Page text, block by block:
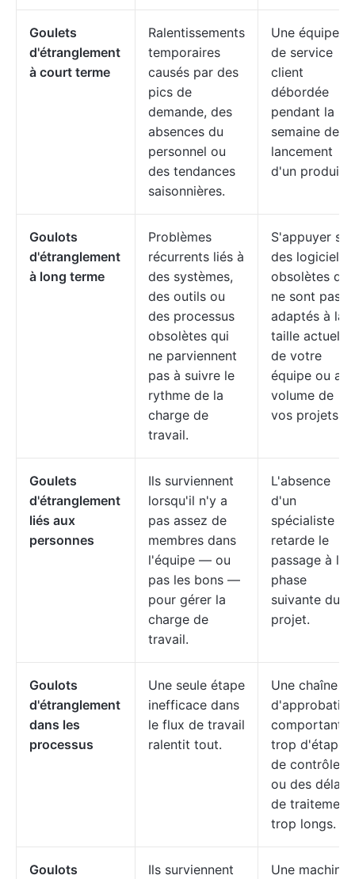
Goulets
d'étranglement
à court terme
Ralentissements
temporaires
causés par des
pics de
demande, des
absences du
personnel ou
des tendances
saisonnières.
Une équipe
de service
client
débordée
pendant la
semaine de
lancement
d'un produit.
Goulots
d'étranglement
à long terme
Problèmes
récurrents liés à
des systèmes,
des outils ou
des processus
obsolètes qui
ne parviennent
pas à suivre le
rythme de la
charge de
travail.
S'appuyer sur
des logiciels
obsolètes qui
ne sont pas
adaptés à la
taille actuelle
de votre
équipe ou au
volume de
vos projets.
Goulets
d'étranglement
liés aux
personnes
Ils surviennent
lorsqu'il n'y a
pas assez de
membres dans
l'équipe — ou
pas les bons —
pour gérer la
charge de
travail.
L'absence
d'un
spécialiste
retarde le
passage à la
phase
suivante du
projet.
Goulots
d'étranglement
dans les
processus
Une seule étape
inefficace dans
le flux de travail
ralentit tout.
Une chaîne
d'approbation
comportant
trop d'étapes
de contrôle
ou des délais
de traitement
trop longs.
Goulots
Ils surviennent
Une machine